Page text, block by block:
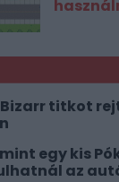
Bizarr titkot
egy kis
az